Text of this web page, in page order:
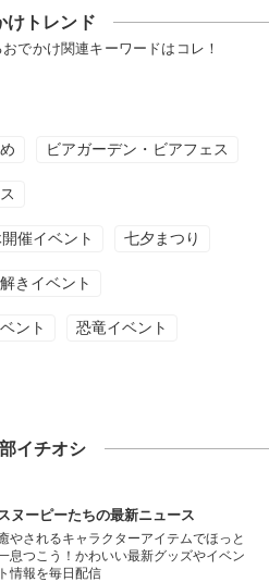
けトレンド
でかけ関連キーワードはコレ！
ビアガーデン・ビアフェス
催イベント 七夕まつり
きイベント
ント 恐竜イベント
イチオシ
スヌーピーたちの最新ニュース
やされるキャラクターアイテムでほっと
息つこう！かわいい最新グッズやイベン
ト情報を毎日配信